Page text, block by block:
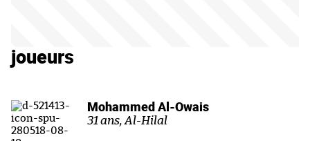
joueurs
Mohammed Al-Owais
31 ans, Al-Hilal